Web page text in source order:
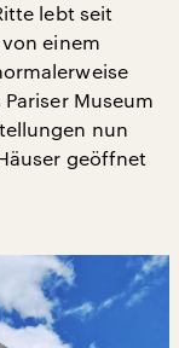
lebt seit
einem
Museum
nun
geöffnet